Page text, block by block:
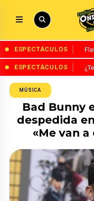
ESPECTÁCULOS
ESPECTÁCULOS
MÚSICA
Bad Bunny
despedida
«Me van a